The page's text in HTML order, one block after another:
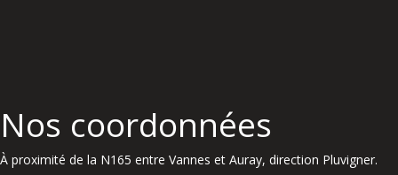
Nos coordonnées
À proximité de la N165 entre Vannes et Auray, direction Pluvigner.